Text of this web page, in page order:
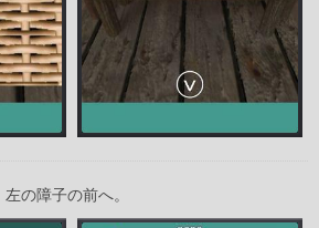
の障子の前へ。